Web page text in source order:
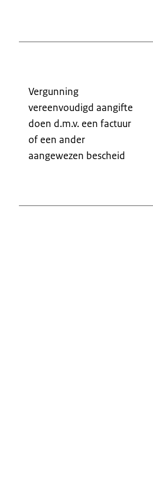
Vergunning
vereenvoudigd aangifte
doen d.m.v. een factuur
of een ander
aangewezen bescheid